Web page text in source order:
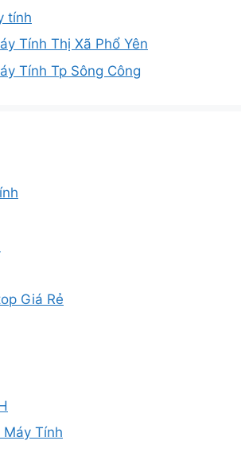
tính
Tính Thị Xã Phổ Yên
Tính Tp Sông Công
Giá Rẻ
Máy Tính